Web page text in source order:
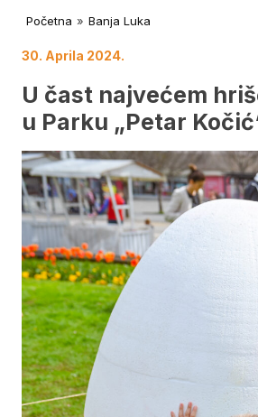
Početna » Banja Luka
30. Aprila 2024.
U čast najvećem
u Parku „Petar